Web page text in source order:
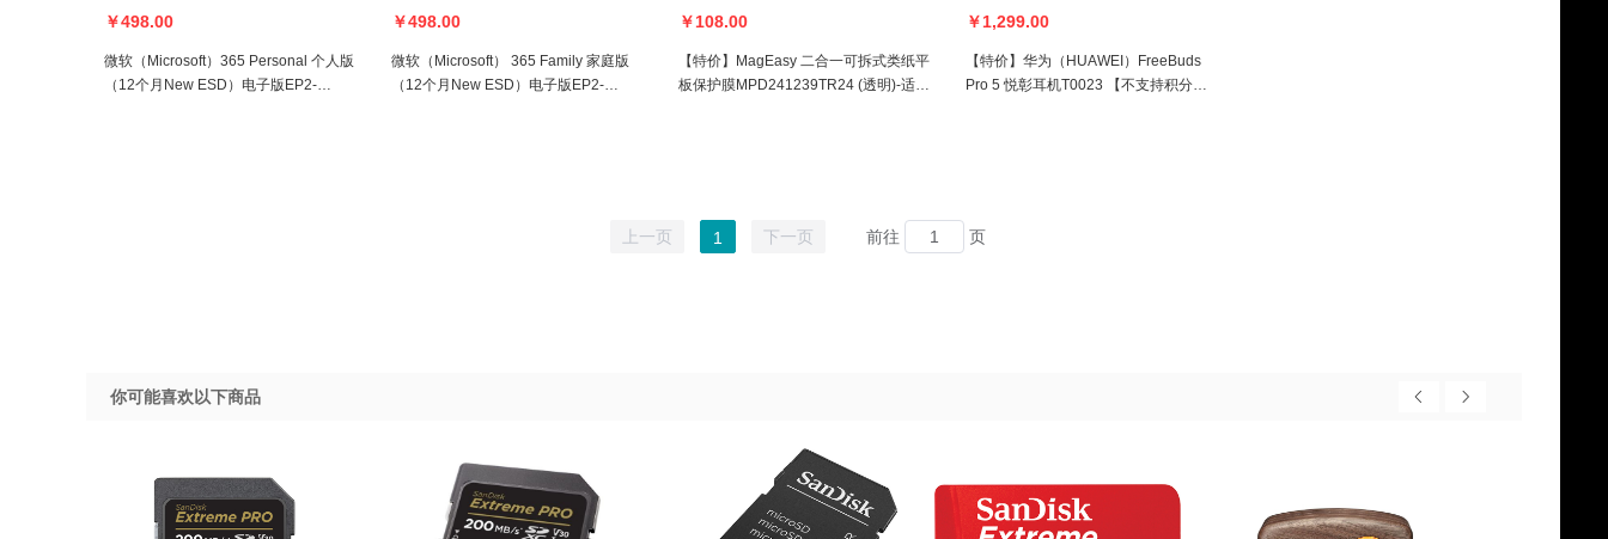
￥498.00
微软（Microsoft）365 Personal 个人版
（12个月New ESD）电子版EP2-
￥498.00
微软（Microsoft） 365 Family 家庭版
（12个月New ESD）电子版EP2-
￥108.00
【特价】MagEasy 二合一可拆式类纸平
板保护膜MPD241239TR24 (透明)-适用
￥1,299.00
【特价】华为（HUAWEI）FreeBuds
Pro 5 悦彰耳机T0023 【不支持积分补
上一页 1 下一页 前往 页
你可能喜欢以下商品